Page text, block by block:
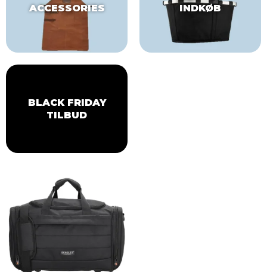
ACCESSORIES INDKØB
BLACK FRIDAY
TILBUD